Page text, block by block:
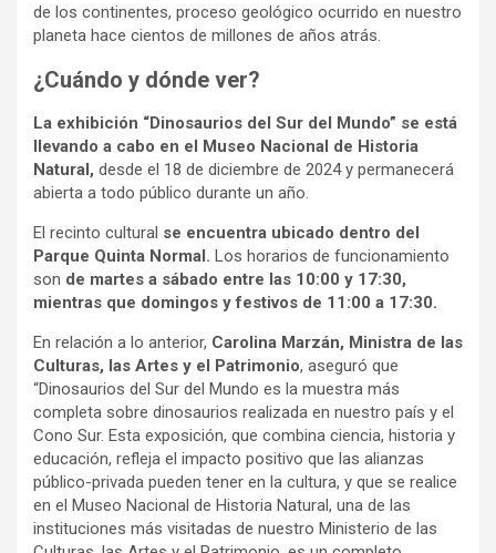
de los continentes, proceso geológico ocurrido en nuestro
planeta hace cientos de millones de años atrás.
¿Cuándo y dónde ver?
La exhibición “Dinosaurios del Sur del Mundo” se está
llevando a cabo en el Museo Nacional de Historia
Natural, desde el 18 de diciembre de 2024 y permanecerá
abierta a todo público durante un año.
El recinto cultural se encuentra ubicado dentro del
Parque Quinta Normal. Los horarios de funcionamiento
son de martes a sábado entre las 10:00 y 17:30,
mientras que domingos y festivos de 11:00 a 17:30.
En relación a lo anterior, Carolina Marzán, Ministra de las
Culturas, las Artes y el Patrimonio, aseguró que
“Dinosaurios del Sur del Mundo es la muestra más
completa sobre dinosaurios realizada en nuestro país y el
Cono Sur. Esta exposición, que combina ciencia, historia y
educación, refleja el impacto positivo que las alianzas
público-privada pueden tener en la cultura, y que se realice
en el Museo Nacional de Historia Natural, una de las
instituciones más visitadas de nuestro Ministerio de las